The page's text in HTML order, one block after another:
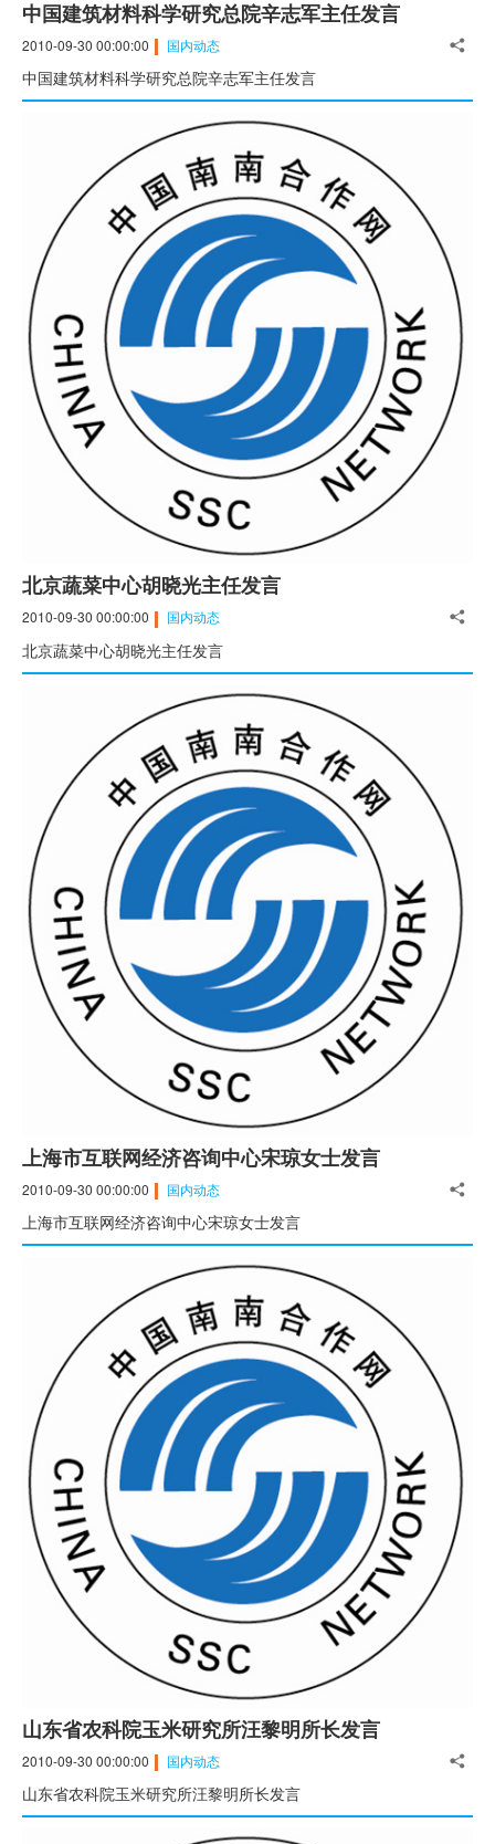
中国建筑材料科学研究总院辛志军主任发言
2010-09-30 00:00:00 国内动态
中国建筑材料科学研究总院辛志军主任发言
北京蔬菜中心胡晓光主任发言
2010-09-30 00:00:00 国内动态
北京蔬菜中心胡晓光主任发言
上海市互联网经济咨询中心宋琼女士发言
2010-09-30 00:00:00 国内动态
上海市互联网经济咨询中心宋琼女士发言
山东省农科院玉米研究所汪黎明所长发言
2010-09-30 00:00:00 国内动态
山东省农科院玉米研究所汪黎明所长发言